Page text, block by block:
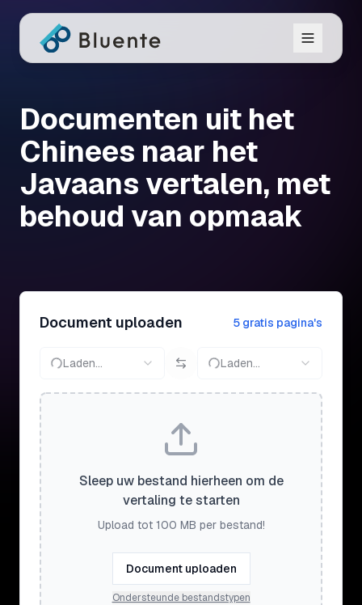
Documenten uit het
Chinees naar het
Javaans vertalen, met
behoud van opmaak
Document uploaden 5 gratis pagina's
Laden... Laden...
Sleep uw bestand hierheen om de
vertaling te starten
Upload tot 100 MB per bestand!
Document uploaden
Ondersteunde bestandstypen